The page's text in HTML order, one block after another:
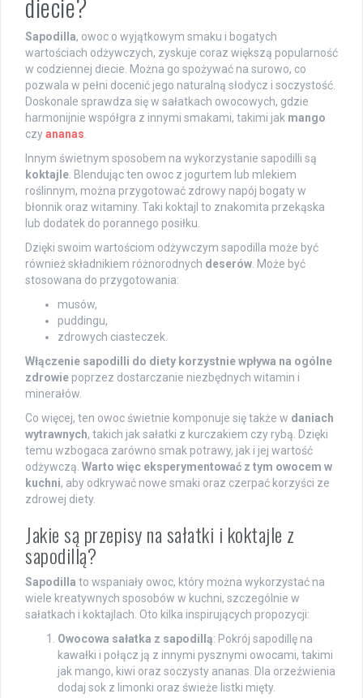
Sapodilla, owoc o wyjątkowym smaku i bogatych
wartościach odżywczych, zyskuje coraz większą popularność
w codziennej diecie. Można go spożywać na surowo, co
pozwala w pełni docenić jego naturalną słodycz i soczystość.
Doskonale sprawdza się w sałatkach owocowych, gdzie
harmonijnie współgra z innymi smakami, takimi jak mango
czyananas.
Innym świetnym sposobem na wykorzystanie sapodilli są
koktajle. Blendując ten owoc z jogurtem lub mlekiem
roślinnym, można przygotować zdrowy napój bogaty w
błonnik oraz witaminy. Taki koktajl to znakomita przekąska
lub dodatek do porannego posiłku.
Dzięki swoim wartościom odżywczym sapodilla może być
również składnikiem różnorodnych deserów. Może być
stosowana do przygotowania:
musów,
puddingu,
zdrowych ciasteczek.
Włączenie sapodilli do diety korzystnie wpływa na ogólne
zdrowie poprzez dostarczanie niezbędnych witamin i
minerałów.
Co więcej, ten owoc świetnie komponuje się także w daniach
wytrawnych, takich jak sałatki z kurczakiem czy rybą. Dzięki
temu wzbogaca zarówno smak potrawy, jak i jej wartość
odżywczą. Warto więc eksperymentować z tym owocem w
kuchni, aby odkrywać nowe smaki oraz czerpać korzyści ze
zdrowej diety.
Jakie są przepisy na sałatki i koktajle z
sapodillą?
Sapodilla to wspaniały owoc, który można wykorzystać na
wiele kreatywnych sposobów w kuchni, szczególnie w
sałatkach i koktajlach. Oto kilka inspirujących propozycji:
Owocowa sałatka z sapodillą: Pokrój sapodillę na
kawałki i połącz ją z innymi pysznymi owocami, takimi
jak mango, kiwi oraz soczysty ananas. Dla orzeźwienia
dodaj sok z limonki oraz świeże listki mięty.